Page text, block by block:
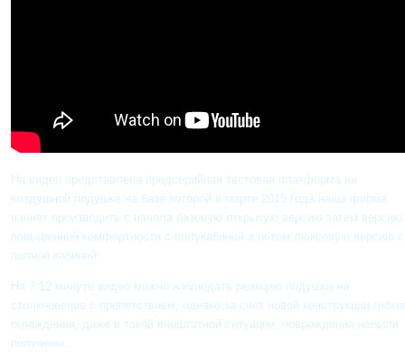
На видео представлена предсерийная тестовая платформа на
воздушной подушке на базе которой в марте 2015 года наша фирма
начнет производить с начала базовую открытую версию затем версию
повышенной комфортности с полукабиной а потом люксовую версию с
полной кабиной.
На 7:12 минуте видео можно наблюдать реакцию подушки на
столкновение с препятствием, однако за счет новой конструкции
ограждения, даже в такой внештатной ситуации, повреждения небыли
получены.